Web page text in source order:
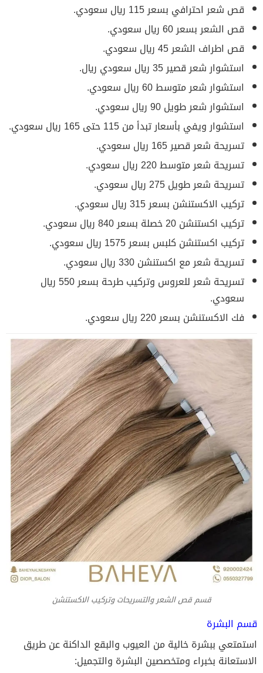
قص شعر احترافي بسعر 115 ريال سعودي.
قص الشعر بسعر 60 ريال سعودي.
قص اطراف الشعر 45 ريال سعودي.
استشوار شعر قصير 35 ريال سعودي ريال.
استشوار شعر متوسط 60 ريال سعودي.
استشوار شعر طويل 90 ريال سعودي.
استشوار ويفي بأسعار تبدأ من 115 حتى 165 ريال سعودي.
تسريحة شعر قصير 165 ريال سعودي.
تسريحة شعر متوسط 220 ريال سعودي.
تسريحة شعر طويل 275 ريال سعودي.
تركيب الاكستنشن بسعر 315 ريال سعودي.
تركيب اكستنشن 20 خصلة بسعر 840 ريال سعودي.
تركيب اكستنشن كلبس بسعر 1575 ريال سعودي.
تسريحة شعر مع اكستنشن 330 ريال سعودي.
تسريحة شعر للعروس وتركيب طرحة بسعر 550 ريال
سعودي.
فك الاكستنشن بسعر 220 ريال سعودي.
قسم قص الشعر والتسريحات وتركيب الاكستنشن
قسم البشرة
استمتعي ببشرة خالية من العيوب والبقع الداكنة عن طريق
الاستعانة بخبراء ومتخصصين البشرة والتجميل: